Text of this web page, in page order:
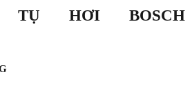
TỤ HƠI BOSCH